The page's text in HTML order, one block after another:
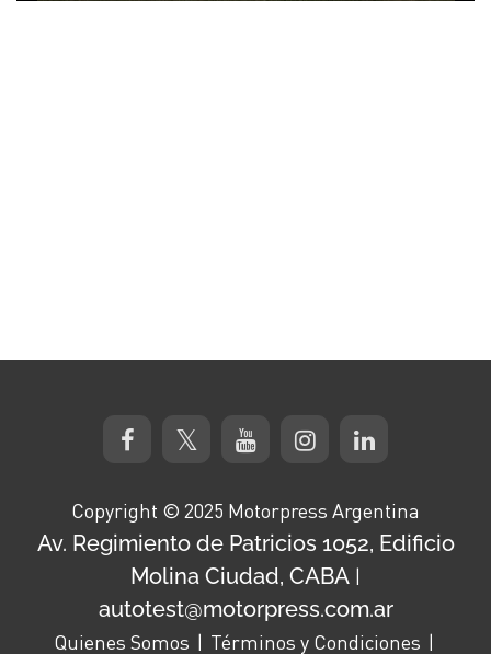
Copyright © 2025 Motorpress Argentina
Av. Regimiento de Patricios 1052, Edificio
Molina Ciudad, CABA |
autotest@motorpress.com.ar
Quienes Somos Términos y Condiciones